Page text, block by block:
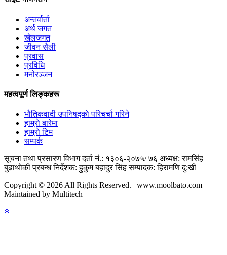
अन्तर्वार्ता
अर्थ जगत
खेलजगत
जीवन सैली
प्रवास
प्रविधि
मनोरञ्जन
महत्वपूर्ण लिङ्कहरू
भाैतिकवादी उपनिषद्काे परिचर्चा गरिने
हाम्राे बारेमा
हाम्राे टिम
सम्पर्क
सूचना तथा प्रसारण विभाग दर्ता नं.: १३०६-२०७५/ ७६ अध्यक्ष: रामसिंह
बुढाथाेकी प्रबन्ध निर्देशक: हुकुम बहादुर सिंह सम्पादक: हिरामणि दु:खी
Copyright © 2026 All Rights Reserved. | www.moolbato.com |
Maintained by Multitech